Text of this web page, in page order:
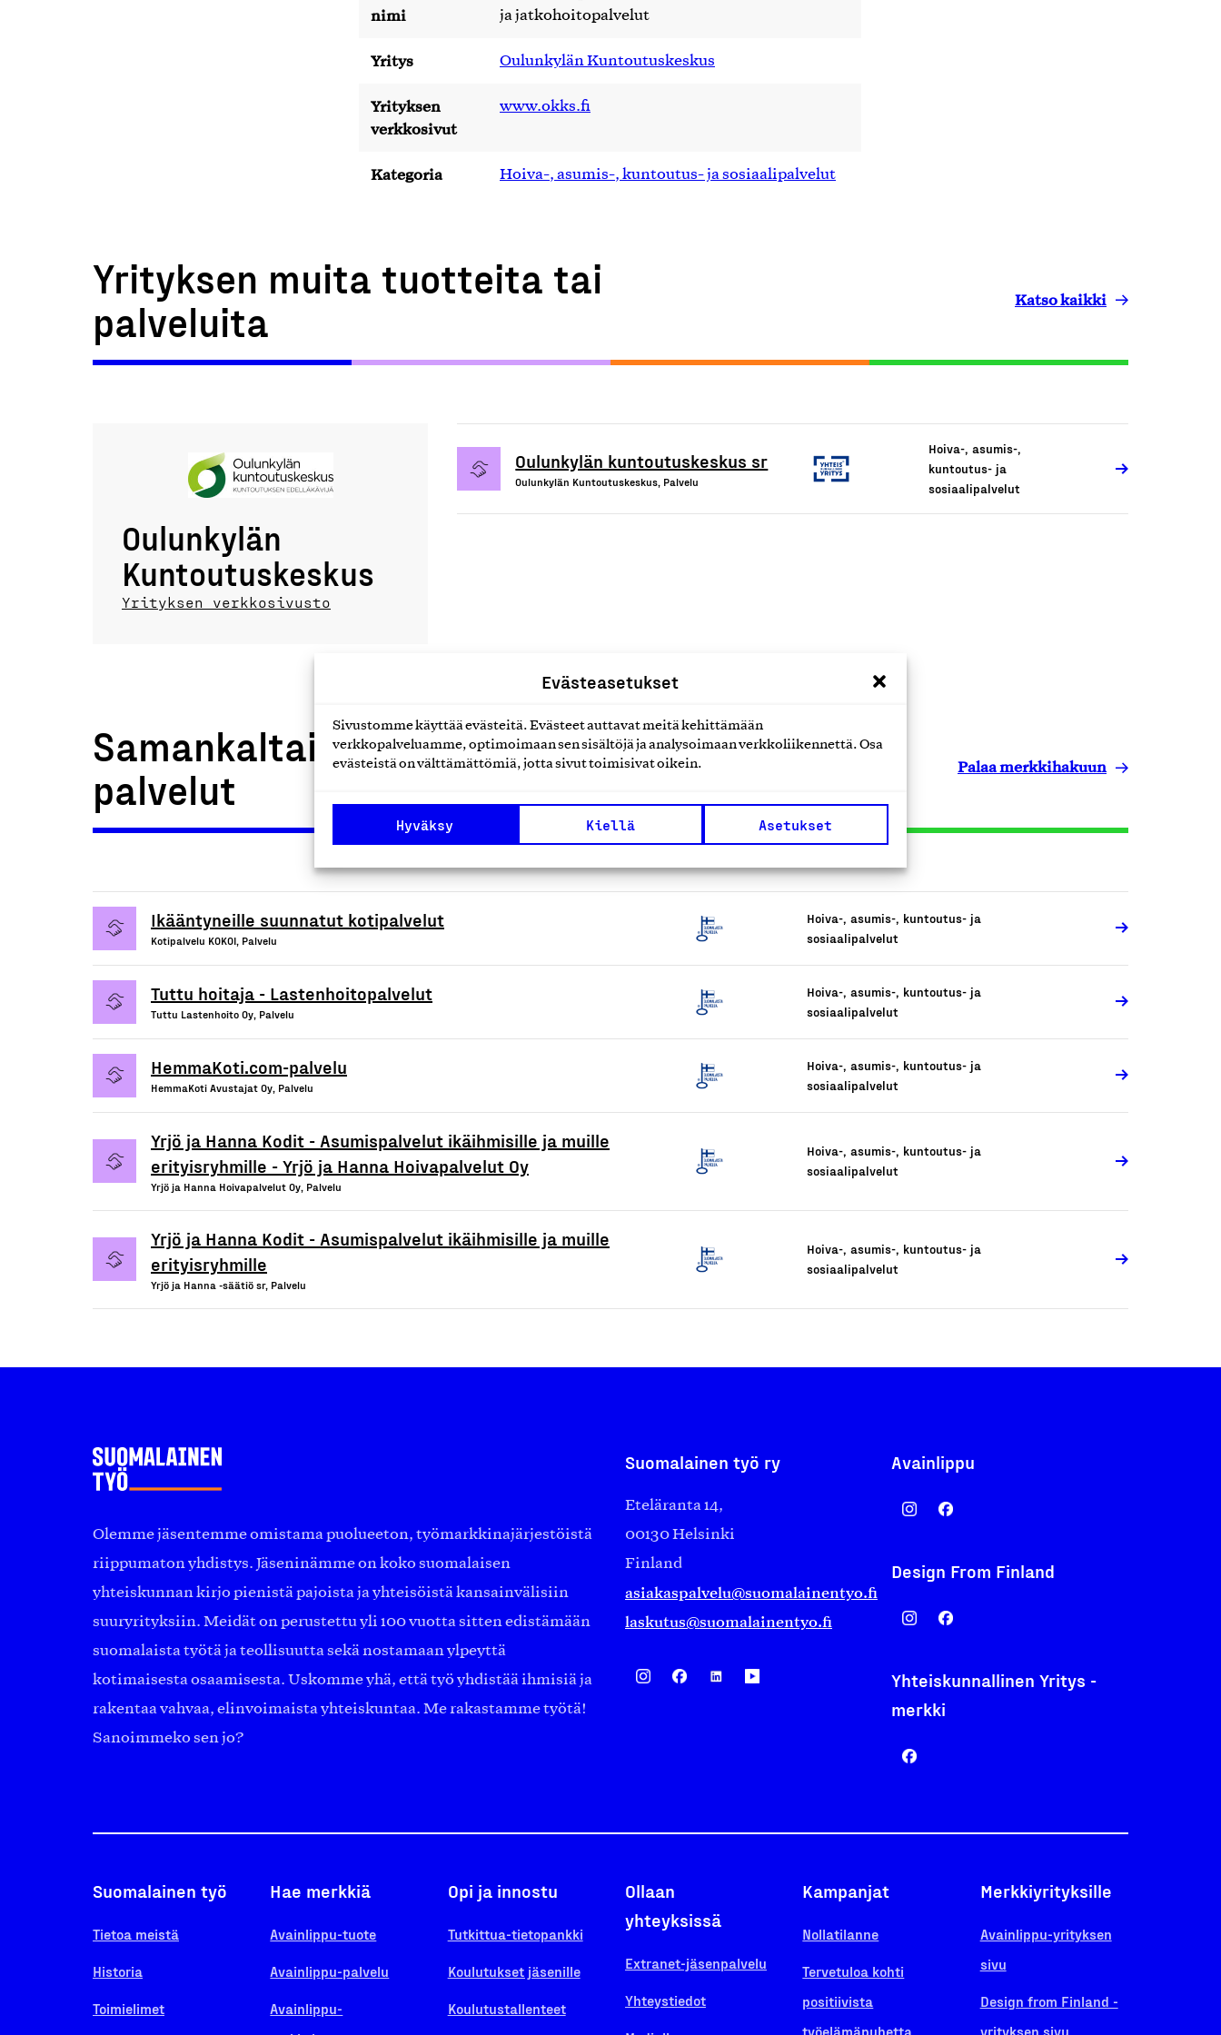
Evästeasetukset
Sivustomme käyttää evästeitä. Evästeet auttavat meitä kehittämään
verkkopalveluamme, optimoimaan sen sisältöjä ja analysoimaan verkkoliikennettä. Osa
evästeistä on välttämättömiä, jotta sivut toimisivat oikein.
Hyväksy Kiellä Asetukset
nimi
ja jatkohoitopalvelut
Yritys Oulunkylän Kuntoutuskeskus
Yrityksen
verkkosivut
www.okks.fi
Kategoria Hoiva-, asumis-, kuntoutus- ja sosiaalipalvelut
Yrityksen muita tuotteita tai
palveluita
Katso kaikki
Oulunkylän
Kuntoutuskeskus
Yrityksen verkkosivusto
Oulunkylän kuntoutuskeskus sr
Oulunkylän Kuntoutuskeskus, Palvelu
Hoiva-, asumis-,
kuntoutus- ja
sosiaalipalvelut
Samankaltaiset tuotteet tai
palvelut
Palaa merkkihakuun
Ikääntyneille suunnatut kotipalvelut
Kotipalvelu KOKOI, Palvelu
Hoiva-, asumis-, kuntoutus- ja
sosiaalipalvelut
Tuttu hoitaja - Lastenhoitopalvelut
Tuttu Lastenhoito Oy, Palvelu
Hoiva-, asumis-, kuntoutus- ja
sosiaalipalvelut
HemmaKoti.com-palvelu
HemmaKoti Avustajat Oy, Palvelu
Hoiva-, asumis-, kuntoutus- ja
sosiaalipalvelut
Yrjö ja Hanna Kodit - Asumispalvelut ikäihmisille ja muille
erityisryhmille - Yrjö ja Hanna Hoivapalvelut Oy
Yrjö ja Hanna Hoivapalvelut Oy, Palvelu
Hoiva-, asumis-, kuntoutus- ja
sosiaalipalvelut
Yrjö ja Hanna Kodit - Asumispalvelut ikäihmisille ja muille
erityisryhmille
Yrjö ja Hanna -säätiö sr, Palvelu
Hoiva-, asumis-, kuntoutus- ja
sosiaalipalvelut
Olemme jäsentemme omistama puolueeton, työmarkkinajärjestöistä
riippumaton yhdistys. Jäseninämme on koko suomalaisen
yhteiskunnan kirjo pienistä pajoista ja yhteisöistä kansainvälisiin
suuryrityksiin. Meidät on perustettu yli 100 vuotta sitten edistämään
suomalaista työtä ja teollisuutta sekä nostamaan ylpeyttä
kotimaisesta osaamisesta. Uskomme yhä, että työ yhdistää ihmisiä ja
rakentaa vahvaa, elinvoimaista yhteiskuntaa. Me rakastamme työtä!
Sanoimmeko sen jo?
Suomalainen työ ry
Eteläranta 14,
00130 Helsinki
Finland
asiakaspalvelu@suomalainentyo.fi
laskutus@suomalainentyo.fi
Avainlippu
Design From Finland
Yhteiskunnallinen Yritys -
merkki
Suomalainen työ
Tietoa meistä
Historia
Toimielimet
Hae merkkiä
Avainlippu-tuote
Avainlippu-palvelu
Avainlippu-
Opi ja innostu
Tutkittua-tietopankki
Koulutukset jäsenille
Koulutustallenteet
Ollaan
yhteyksissä
Extranet-jäsenpalvelu
Yhteystiedot
Kampanjat
Nollatilanne
Tervetuloa kohti
positiivista
työelämäpuhetta
Merkkiyrityksille
Avainlippu-yrityksen
sivu
Design from Finland -
yrityksen sivu